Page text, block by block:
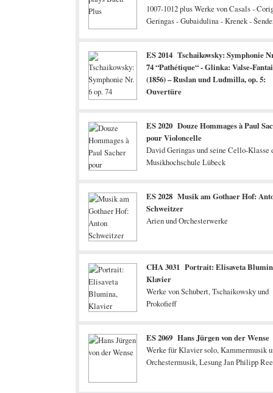
1007-1012 plus Werke von Casals -
Geringas - Gubaidulina - Krenek -
ES 2014 Tschaikowsky: Symphonie
74 “Pathétique“ - Glinka: Valse-
(1856) – Ruslan und Ludmilla, op. 5:
Ouvertüre
ES 2020 Douze Hommages à Paul
pour Violoncelle
David Geringas und seine Cello-Klasse
Musikhochschule Lübeck
ES 2028 Musik am Gothaer Hof:
Schweitzer
Arien und Orchesterwerke
CHA 3031 Portrait: Elisaveta
Klavier
Werke von Schubert, Tschaikowsky und
Prokofieff
ES 2069 Hans Jürgen von der Wense
Werke für Klavier solo, Kammermusik
Orchestermusik, Lesung Jan Philipp